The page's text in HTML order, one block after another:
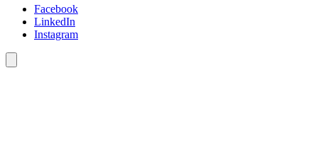
Facebook
LinkedIn
Instagram